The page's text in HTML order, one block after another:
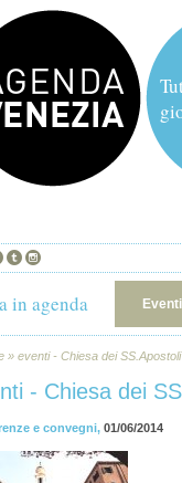
in agenda
» eventi - Chiesa dei SS.Apostoli
- Chiesa dei
e convegni, 01/06/2014